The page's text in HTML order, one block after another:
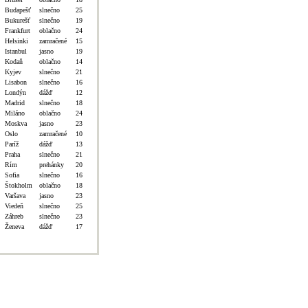
Budapešť
slnečno
25
Bukurešť
slnečno
19
Frankfurt
oblačno
24
Helsinki
zamračené
15
Istanbul
jasno
19
Kodaň
oblačno
14
Kyjev
slnečno
21
Lisabon
slnečno
16
Londýn
dážď
12
Madrid
slnečno
18
Miláno
oblačno
24
Moskva
jasno
23
Oslo
zamračené
10
Paríž
dážď
13
Praha
slnečno
21
Rím
prehánky
20
Sofia
slnečno
16
Štokholm
oblačno
18
Varšava
jasno
23
Viedeň
slnečno
25
Záhreb
slnečno
23
Ženeva
dážď 17